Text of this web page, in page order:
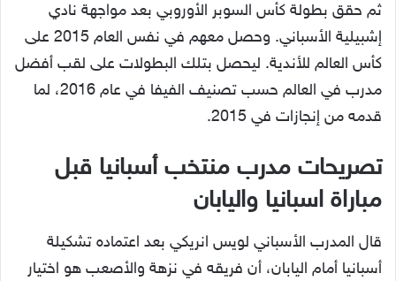
ثم حقق بطولة كأس السوبر الأوروبي بعد مواجهة نادي
إشبيلية الأسباني. وحصل معهم في نفس العام 2015 على
كأس العالم للأندية. ليحصل بتلك البطولات على لقب أفضل
مدرب في العالم حسب تصنيف الفيفا في عام 2016، لما
قدمه من إنجازات في 2015.
تصريحات مدرب منتخب أسبانيا قبل
مباراة اسبانيا واليابان
قال المدرب الأسباني لويس انريكي بعد اعتماده تشكيلة
أسبانيا أمام اليابان، أن فريقه في نزهة والأصعب هو اختيار